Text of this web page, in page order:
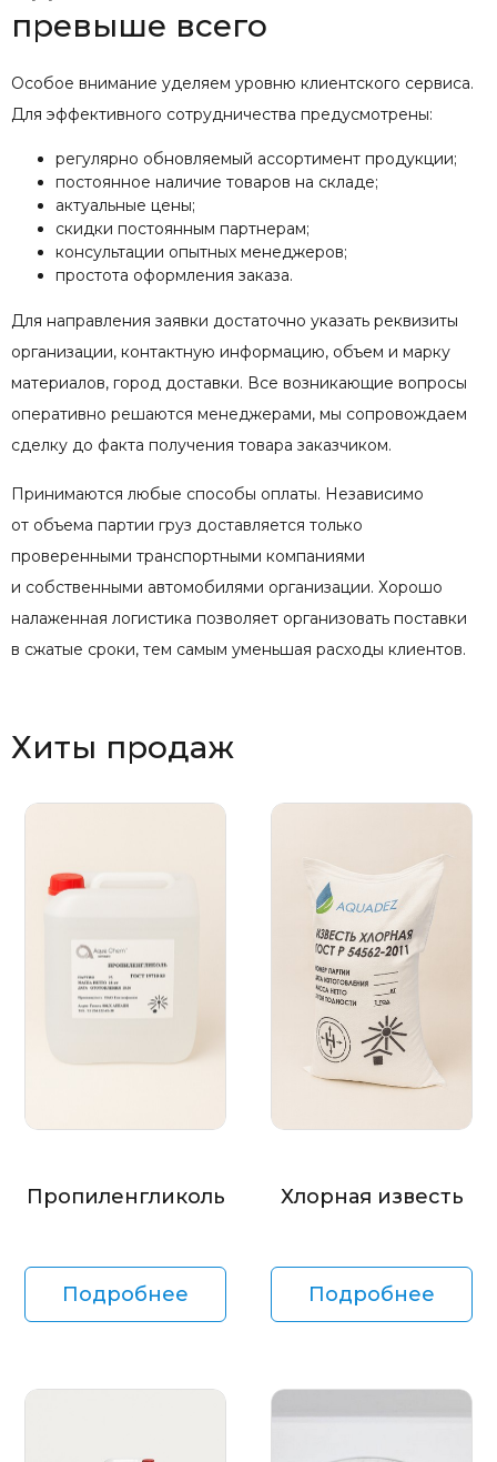
превыше всего
Особое внимание уделяем уровню клиентского сервиса.
Для эффективного сотрудничества предусмотрены:
регулярно обновляемый ассортимент продукции;
постоянное наличие товаров на складе;
актуальные цены;
скидки постоянным партнерам;
консультации опытных менеджеров;
простота оформления заказа.
Для направления заявки достаточно указать реквизиты
организации, контактную информацию, объем и марку
материалов, город доставки. Все возникающие вопросы
оперативно решаются менеджерами, мы сопровождаем
сделку до факта получения товара заказчиком.
Принимаются любые способы оплаты. Независимо
от объема партии груз доставляется только
проверенными транспортными компаниями
и собственными автомобилями организации. Хорошо
налаженная логистика позволяет организовать поставки
в сжатые сроки, тем самым уменьшая расходы клиентов.
Хиты продаж
Пропиленгликоль
Подробнее
Хлорная известь
Подробнее